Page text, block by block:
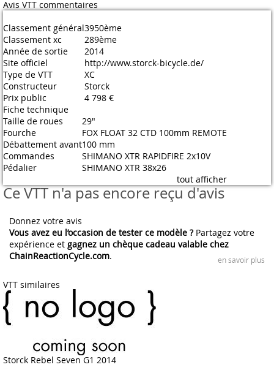
Avis VTT commentaires
Classement général3950ème
Classement xc
289ème
Année de sortie
2014
Site officiel
http://www.storck-bicycle.de/
Type de VTT
XC
Constructeur
Storck
Prix public
4 798 €
Fiche technique
Taille de roues
29"
Fourche
FOX FLOAT 32 CTD 100mm REMOTE
Débattement avant100 mm
Commandes
SHIMANO XTR RAPIDFIRE 2x10V
Pédalier
SHIMANO XTR 38x26
tout afficher
Ce VTT n'a pas encore reçu d'avis
Donnez votre avis
Vous avez eu l’occasion de tester ce modèle ?Partagez votre
expérience et gagnez un chèque cadeau valable chez
ChainReactionCycle.com. en savoir plus
VTT similaires
Storck Rebel Seven G1 2014